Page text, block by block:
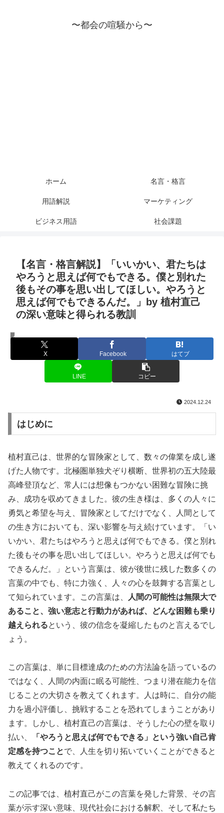
〜都会の喧騒から〜
ホーム 名言・格言
用語解説 マーケティング
ビジネス用語 社会課題
【名言・格言解説】「いいかい、君たちは
やろうと思えば何でもできる。僕と別れた
後もその事を思い出してほしい。やろうと
思えば何でもできるんだ。」by 植村直己
の深い意味と得られる教訓
名言・格言
X Facebook はてブ
LINE コピー
2024.12.24
はじめに
植村直己は、世界的な冒険家として、数々の偉業を成し遂
げた人物です。北極圏単独犬ぞり横断、世界初の五大陸最
高峰登頂など、常人には想像もつかない困難な冒険に挑
み、成功を収めてきました。彼の生き様は、多くの人々に
勇気と希望を与え、冒険家としてだけでなく、人間として
の生き方においても、深い影響を与え続けています。「い
いかい、君たちはやろうと思えば何でもできる。僕と別れ
た後もその事を思い出してほしい。やろうと思えば何でも
できるんだ。」という言葉は、彼が後世に残した数多くの
言葉の中でも、特に力強く、人々の心を鼓舞する言葉とし
て知られています。この言葉は、
人間の可能性は無限大で
あること、強い意志と行動力があれば、どんな困難も乗り
越えられるという、彼の信念を凝縮したものと言えるでし
ょう。
この言葉は、単に目標達成のための方法論を語っているの
ではなく、人間の内面に眠る可能性、つまり潜在能力を信
じることの大切さを教えてくれます。人は時に、自分の能
力を過小評価し、挑戦することを恐れてしまうことがあり
ます。しかし、植村直己の言葉は、そうした心の壁を取り
払い、
「やろうと思えば何でもできる」という強い自己肯
定感を持つことで、人生を切り拓いていくことができると
教えてくれるのです。
この記事では、植村直己がこの言葉を発した背景、その言
葉が示す深い意味、現代社会における解釈、そして私たち